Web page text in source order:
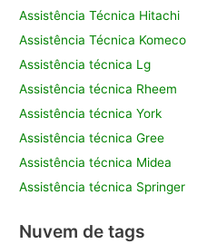
Assistência Técnica Hitachi
Assistência Técnica Komeco
Assistência técnica Lg
Assistência técnica Rheem
Assistência técnica York
Assistência técnica Gree
Assistência técnica Midea
Assistência técnica Springer
Nuvem de tags